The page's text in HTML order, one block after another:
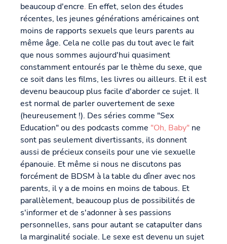
beaucoup d'encre. En effet, selon des études
récentes, les jeunes générations américaines ont
moins de rapports sexuels que leurs parents au
même âge. Cela ne colle pas du tout avec le fait
que nous sommes aujourd'hui quasiment
constamment entourés par le thème du sexe, que
ce soit dans les films, les livres ou ailleurs. Et il est
devenu beaucoup plus facile d'aborder ce sujet. Il
est normal de parler ouvertement de sexe
(heureusement !). Des séries comme "Sex
Education" ou des podcasts comme "Oh, Baby" ne
sont pas seulement divertissants, ils donnent
aussi de précieux conseils pour une vie sexuelle
épanouie. Et même si nous ne discutons pas
forcément de BDSM à la table du dîner avec nos
parents, il y a de moins en moins de tabous. Et
parallèlement, beaucoup plus de possibilités de
s'informer et de s'adonner à ses passions
personnelles, sans pour autant se catapulter dans
la marginalité sociale. Le sexe est devenu un sujet